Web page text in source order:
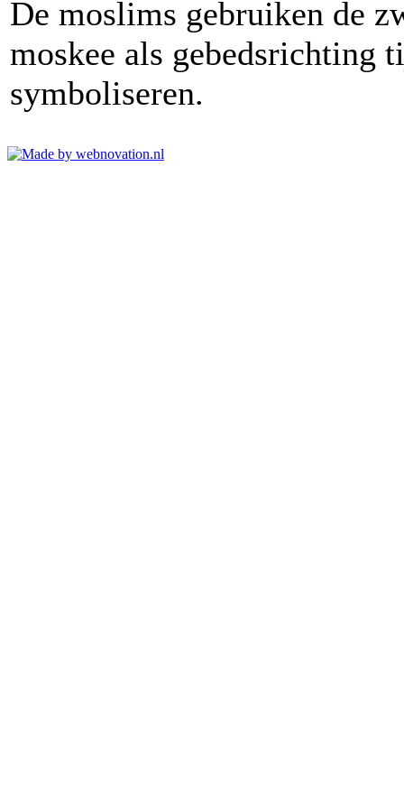
De moslims gebruiken de
moskee als gebedsrichting
symboliseren.